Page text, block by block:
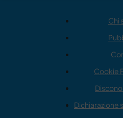
Chi
Cookie
Dichiarazione